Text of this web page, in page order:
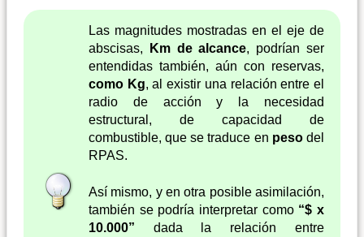
Las magnitudes mostradas en el eje de
abscisas,
Km de alcance, podrían ser
entendidas también, aún con reservas,
como Kg, al existir una relación entre el
radio de acción y la necesidad
estructural, de capacidad de
combustible, que se traduce en pesodel
RPAS.
Así mismo, y en otra posible asimilación,
también se podría interpretar como “$ x
10.000” dada la relación entre